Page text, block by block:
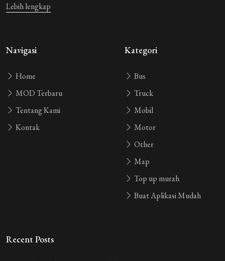
1 REPLIES
kok semua mod tidak bisah di dowmload selalu error
4 tahun yang lalu
4 tahun yang lalu
Guest_2MFQF
Lebih lengkap
Navigasi
Home
MOD Terbaru
Tentang Kami
Kontak
Kategori
Bus
Truck
Mobil
Motor
Other
Map
Top up murah
Buat Aplikasi Mudah
Recent Posts